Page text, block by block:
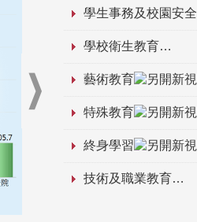
學生事務及校園安全
學校衛生教育
藝術教育
特殊教育
終身學習
技術及職業教育